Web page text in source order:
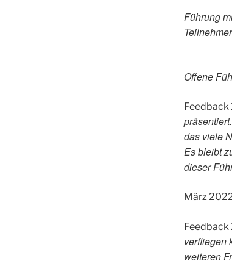
Führung
Offene
Feedback
das viele
Es bleibt
dieser
März
Feedback
verfliegen
weiteren